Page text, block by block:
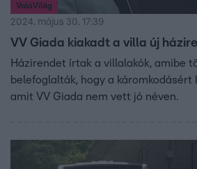
ValóVilág
2024. május 30. 17:39
VV Giada kiakadt a villa új
Házirendet írtak a villalakók, amibe
belefoglalták, hogy a káromkodásért
amit VV Giada nem vett jó néven.